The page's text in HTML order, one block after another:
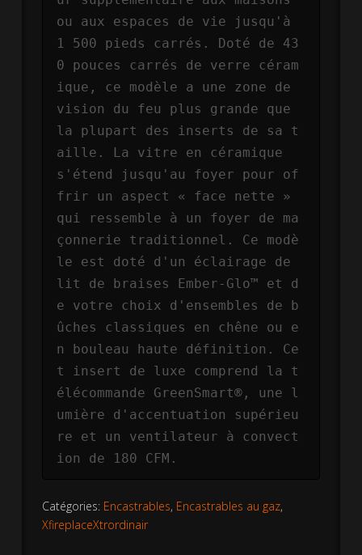
ou aux espaces de vie jusqu'à
1 500 pieds carrés. Doté de 43
0 pouces carrés de verre céram
ique, ce modèle a une zone de
vision du feu plus grande que
la plupart des inserts de sa t
aille. La vitre en céramique
s'étend jusqu'au foyer pour of
frir un aspect « face nette »
qui ressemble à un foyer de ma
çonnerie traditionnel. Ce modè
le est doté d'un éclairage de
lit de braises Ember-Glo™ et d
e votre choix d'ensembles de b
ûches classiques en chêne ou e
n bouleau haute définition. Ce
t insert de luxe comprend la t
élécommande GreenSmart®, une l
umière d'accentuation supérieu
re et un ventilateur à convect
ion de 180 CFM.
Catégories: Encastrables, Encastrables au gaz,
XfireplaceXtrordinair